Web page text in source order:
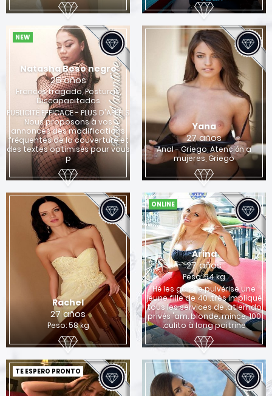
NEW
Natasha Beso negro
25 años
Francés tragado, Posturas,
Discapacitados
PUBLICITÉ EFFICACE - PLUS D'APPELS
Nous proposons à vos
annonces des modifications
fréquentes de la couverture et
des textes optimisés pour vous
p
Yana
27 años
Anal - Griego, Atención a
mujeres, Griego
Rachel
27 años
Peso: 58 kg
ONLINE
Arina
27 años
Peso: 54 kg
Hé les gars je pulvérise une
jeune fille de 40 .très impliqué
tous les services de .atiemdo
privés 'am. blonde. mince. 100
.culito à long poitrine
TE ESPERO PRONTO